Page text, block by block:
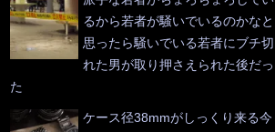
るから若者が騒いでいるのかなと
思ったら騒いでいる若者にブチ切
れた男が取り押さえられた後だっ
た
ケース径38mmがしっくり来る今